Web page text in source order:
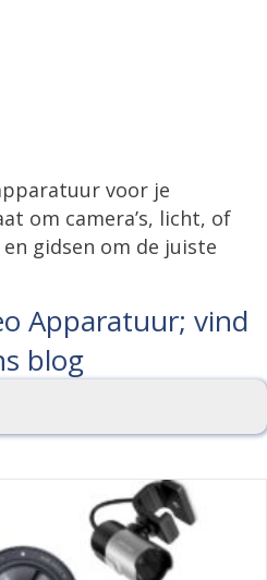
voor je
om camera’s, licht, of
gidsen om de juiste
Apparatuur; vind
blog